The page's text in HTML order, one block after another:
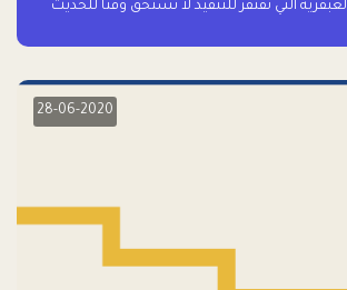
التي تفتقر للتنفيذ لا تستحق وقتاً للحديث
28-06-2020